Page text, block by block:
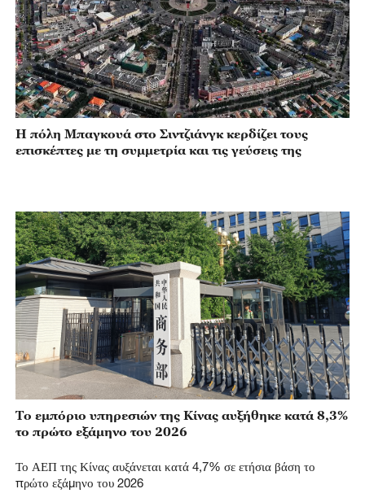
Η πόλη Μπαγκουά στο Σιντζιάνγκ κερδίζει τους
επισκέπτες με τη συμμετρία και τις γεύσεις της
Το εμπόριο υπηρεσιών της Κίνας αυξήθηκε κατά 8,3%
το πρώτο εξάμηνο του 2026
Το ΑΕΠ της Κίνας αυξάνεται κατά 4,7% σε ετήσια βάση το
πρώτο εξάμηνο του 2026